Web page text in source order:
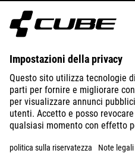
ABOUT US
EXPLORE